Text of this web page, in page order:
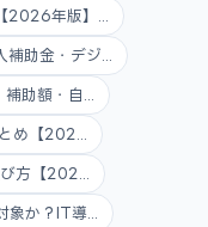
2026年版】...
助金・デジ...
助額・自...
め【202...
方【202...
か？IT導...